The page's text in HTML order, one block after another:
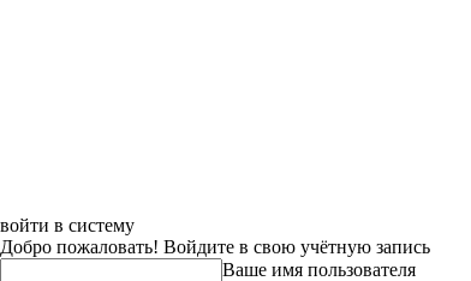
войти в систему
Добро пожаловать! Войдите в свою учётную запись
Ваше имя пользователя